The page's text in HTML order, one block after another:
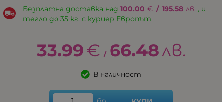
Безплатна доставка над 100.00 € / 195.58 лв. , и
тегло до 35 кг. с куриер Европът
33.99€ / 66.48лв.
В наличност